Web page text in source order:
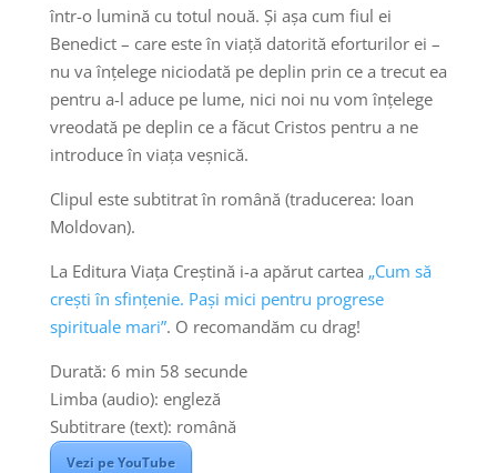
într-o lumină cu totul nouă. Și așa cum fiul ei
Benedict – care este în viață datorită eforturilor ei –
nu va înțelege niciodată pe deplin prin ce a trecut ea
pentru a-l aduce pe lume, nici noi nu vom înțelege
vreodată pe deplin ce a făcut Cristos pentru a ne
introduce în viața veșnică.
Clipul este subtitrat în română (traducerea: Ioan
Moldovan).
La Editura Viața Creștină i-a apărut cartea „Cum să
crești în sfințenie. Pași mici pentru progrese
spirituale mari”. O recomandăm cu drag!
Durată: 6 min 58 secunde
Limba (audio): engleză
Subtitrare (text): română
Vezi pe YouTube